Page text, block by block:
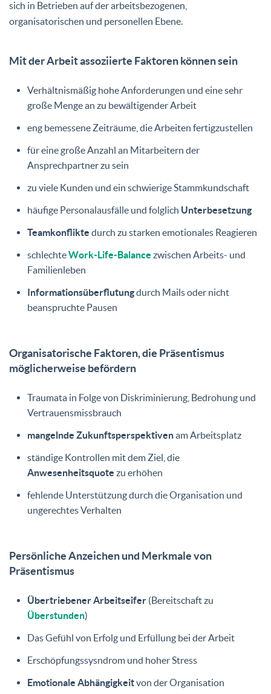
sich in Betrieben auf der arbeitsbezogenen,
organisatorischen und personellen Ebene.
Mit der Arbeit assoziierte Faktoren können sein
Verhältnismäßig hohe Anforderungen und eine sehr
große Menge an zu bewältigender Arbeit
eng bemessene Zeiträume, die Arbeiten fertigzustellen
für eine große Anzahl an Mitarbeitern der
Ansprechpartner zu sein
zu viele Kunden und ein schwierige Stammkundschaft
häufige Personalausfälle und folglich Unterbesetzung
Teamkonflikte durch zu starken emotionales Reagieren
schlechteWork-Life-Balance zwischen Arbeits- und
Familienleben
Informationsüberflutungdurch Mails oder nicht
beanspruchte Pausen
Organisatorische Faktoren, die Präsentismus
möglicherweise befördern
Traumata in Folge von Diskriminierung, Bedrohung und
Vertrauensmissbrauch
mangelnde Zukunftsperspektivenam Arbeitsplatz
ständige Kontrollen mit dem Ziel, die
Anwesenheitsquote zu erhöhen
fehlende Unterstützung durch die Organisation und
ungerechtes Verhalten
Persönliche Anzeichen und Merkmale von
Präsentismus
Übertriebener Arbeitseifer (Bereitschaft zu
Überstunden)
Das Gefühl von Erfolg und Erfüllung bei der Arbeit
Erschöpfungssysndrom und hoher Stress
Emotionale Abhängigkeitvon der Organisation